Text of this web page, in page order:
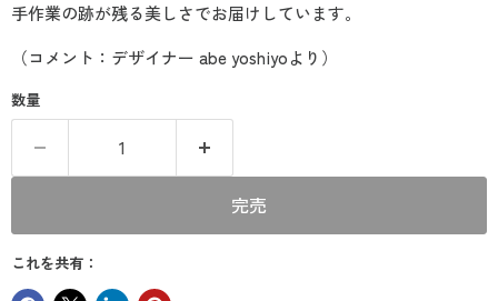
手作業の跡が残る美しさでお届けしています。
（コメント：デザイナー abe yoshiyoより）
数量
完売
これを共有：